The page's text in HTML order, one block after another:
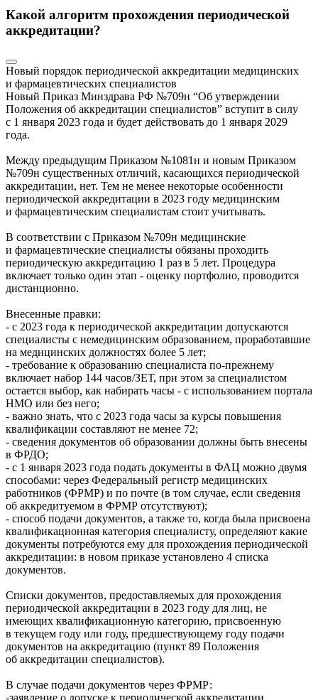
Какой алгоритм прохождения периодической
аккредитации?
Новый порядок периодической аккредитации медицинских
и фармацевтических специалистов
Новый Приказ Минздрава РФ №709н “Об утверждении
Положения об аккредитации специалистов” вступит в силу
с 1 января 2023 года и будет действовать до 1 января 2029
года.
Между предыдущим Приказом №1081н и новым Приказом
№709н существенных отличий, касающихся периодической
аккредитации, нет. Тем не менее некоторые особенности
периодической аккредитации в 2023 году медицинским
и фармацевтическим специалистам стоит учитывать.
В соответствии с Приказом №709н медицинские
и фармацевтические специалисты обязаны проходить
периодическую аккредитацию 1 раз в 5 лет. Процедура
включает только один этап - оценку портфолио, проводится
дистанционно.
Внесенные правки:
- с 2023 года к периодической аккредитации допускаются
специалисты с немедицинским образованием, проработавшие
на медицинских должностях более 5 лет;
- требование к образованию специалиста по-прежнему
включает набор 144 часов/ЗЕТ, при этом за специалистом
остается выбор, как набирать часы - с использованием портала
НМО или без него;
- важно знать, что с 2023 года часы за курсы повышения
квалификации составляют не менее 72;
- сведения документов об образовании должны быть внесены
в ФРДО;
- с 1 января 2023 года подать документы в ФАЦ можно двумя
способами: через Федеральный регистр медицинских
работников (ФРМР) и по почте (в том случае, если сведения
об аккредитуемом в ФРМР отсутствуют);
- способ подачи документов, а также то, когда была присвоена
квалификационная категория специалисту, определяют какие
документы потребуются ему для прохождения периодической
аккредитации: в новом приказе установлено 4 списка
документов.
Списки документов, предоставляемых для прохождения
периодической аккредитации в 2023 году для лиц, не
имеющих квалификационную категорию, присвоенную
в текущем году или году, предшествующему году подачи
документов на аккредитацию (пункт 89 Положения
об аккредитации специалистов).
В случае подачи документов через ФРМР:
-заявление о допуске к периодической аккредитации